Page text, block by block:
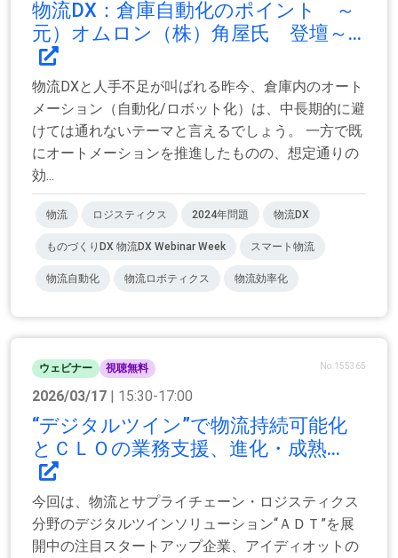
物流DX：倉庫自動化のポイント ～
元）オムロン（株）角屋氏 登壇～...
物流DXと人手不足が叫ばれる昨今、倉庫内のオート
メーション（自動化/ロボット化）は、中長期的に避
けては通れないテーマと言えるでしょう。 一方で既
にオートメーションを推進したものの、想定通りの
効...
物流 ロジスティクス 2024年問題 物流DX
ものづくりDX 物流DX Webinar Week スマート物流
物流自動化 物流ロボティクス 物流効率化
ウェビナー 視聴無料 No.155365
2026/03/17 | 15:30-17:00
“デジタルツイン”で物流持続可能化
とＣＬＯの業務支援、進化・成熟...
今回は、物流とサプライチェーン・ロジスティクス
分野のデジタルツインソリューション“ＡＤＴ”を展
開中の注目スタートアップ企業、アイディオットの